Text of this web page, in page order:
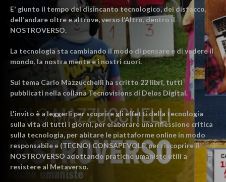
E' giunto il tempo del disincanto tecnologico, del distacco,
dell’andare oltre e altrove, verso l’Altro, dentro il
NOSTROVERSO.
La tecnologia sta cambiando il modo di pensare e di vedere il
mondo, la nostra mente e i nostri cuori.
Sul tema Carlo Mazzucchelli ha scritto 22 libri, tutti
pubblicati nella collana Tecnovisions di Delos Digital.
L'invito è a leggerli per scoprire gli effetti della tecnologia
sulla vita di tutti i giorni, per elaborare una riflessione critica
sulla tecnologia, per abitare le piattaforme online in modo
responsabile e (TECNO) CONSAPEVOLE, per riscoprire il
NOSTROVERSO adottando pratiche umaniste utili a
resistere al Metaverso.